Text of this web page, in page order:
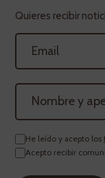
Quieres recibir
He leído y acepto los
Acepto recibir